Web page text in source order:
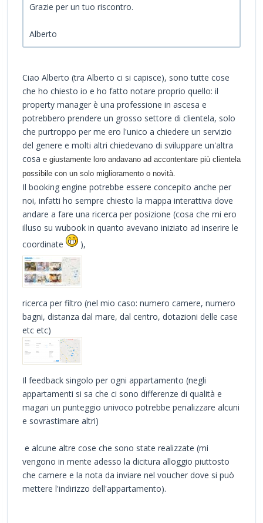
Grazie per un tuo riscontro.
Alberto
Ciao Alberto (tra Alberto ci si capisce), sono tutte cose
che ho chiesto io e ho fatto notare proprio quello: il
property manager è una professione in ascesa e
potrebbero prendere un grosso settore di clientela, solo
che purtroppo per me ero l'unico a chiedere un servizio
del genere e molti altri chiedevano di sviluppare un'altra
cosa e giustamente loro andavano ad accontentare più clientela
possibile con un solo miglioramento o novità.
Il booking engine potrebbe essere concepito anche per
noi, infatti ho sempre chiesto la mappa interattiva dove
andare a fare una ricerca per posizione (cosa che mi ero
illuso su wubook in quanto avevano iniziato ad inserire le
coordinate
),
ricerca per filtro (nel mio caso: numero camere, numero
bagni, distanza dal mare, dal centro, dotazioni delle case
etc etc)
Il feedback singolo per ogni appartamento (negli
appartamenti si sa che ci sono differenze di qualità e
magari un punteggio univoco potrebbe penalizzare alcuni
e sovrastimare altri)
e alcune altre cose che sono state realizzate (mi
vengono in mente adesso la dicitura alloggio piuttosto
che camere e la nota da inviare nel voucher dove si può
mettere l'indirizzo dell'appartamento).